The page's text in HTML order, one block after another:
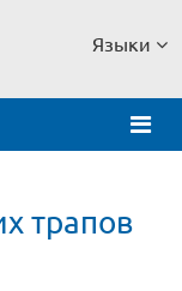
Языки
трапов